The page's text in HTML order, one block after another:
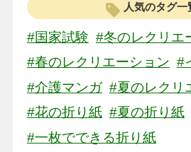
人気のタグ一
#国家試験 #冬のレクリエ
#春のレクリエーション #
#介護マンガ #夏のレクリ
#花の折り紙 #夏の折り紙
#一枚でできる折り紙